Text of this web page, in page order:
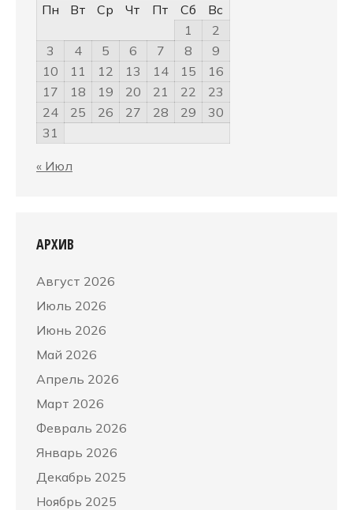
Пн
Вт Ср Чт Пт Сб
Вс
1
2
3
4 5 6 7 8
9
10
11 12 13 14 15
16
17
18 19 20 21 22
23
24
25 26 27 28 29
30
31
« Июл
АРХИВ
Август 2026
Июль 2026
Июнь 2026
Май 2026
Апрель 2026
Март 2026
Февраль 2026
Январь 2026
Декабрь 2025
Ноябрь 2025